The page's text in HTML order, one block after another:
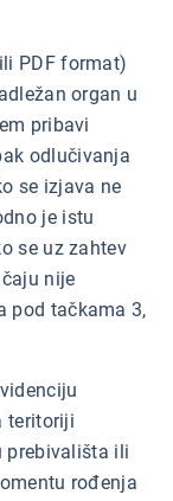
PDF format)
organ u
pribavi
odlučivanja
se izjava ne
je istu
se uz zahtev
nije
pod tačkama 3,
teritoriji
prebivališta ili
rođenja